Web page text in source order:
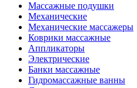
Массажные подушки
Механические
Механические массажеры
Коврики массажные
Аппликаторы
Электрические
Банки массажные
Гидромассажные ванны